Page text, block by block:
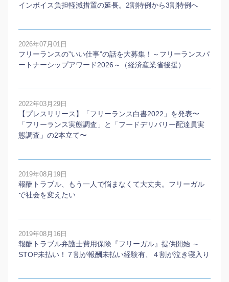
インボイス負担軽減措置の延長。2割特例から3割特例へ
2026年07月01日
フリーランスの”いい仕事”の話を大募集！～フリーランスパ
ートナーシップアワード2026～（経済産業省後援）
2022年03月29日
【プレスリリース】「フリーランス白書2022」を発表〜
「フリーランス実態調査」と「フードデリバリー配達員実
態調査」の2本⽴て〜
2019年08月19日
報酬トラブル、もう一人で悩まなくて大丈夫。フリーガル
で社会を変えたい
2019年08月16日
報酬トラブル弁護士費用保険『フリーガル』提供開始 ～
STOP未払い！７割が報酬未払い経験有、４割が泣き寝入り